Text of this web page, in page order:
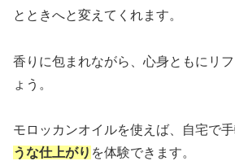
とときへと変えてくれます。
香りに包まれながら、心身ともにリ
ょう。
モロッカンオイルを使えば、自宅で
うな仕上がり を体験できます。